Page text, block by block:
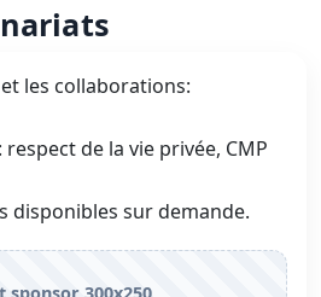
les collaborations:
respect de la vie privée, CMP
disponibles sur demande.